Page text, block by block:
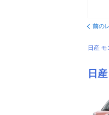
前の
日産
日